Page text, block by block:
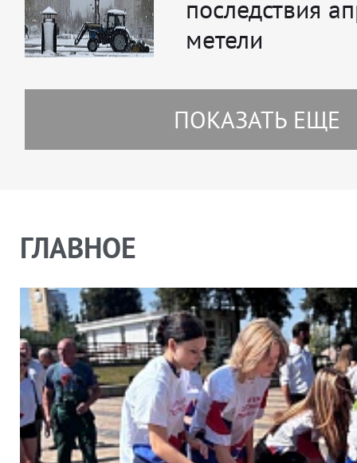
последствия
метели
ПОКАЗАТЬ ЕЩЕ
ГЛАВНОЕ